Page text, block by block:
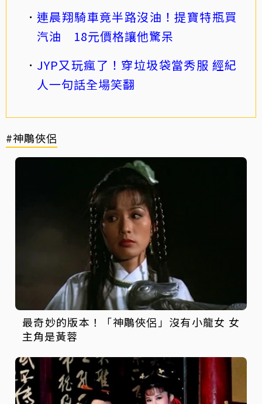
連晨翔騎車竟半路沒油！提寶特瓶買
汽油 18元價格讓他驚呆
JYP又玩瘋了！穿垃圾袋當秀服 經紀
人一句話全場笑翻
#神鵰俠侶
最奇妙的版本！「神鵰俠侶」沒有小龍女 女
主角是黃蓉